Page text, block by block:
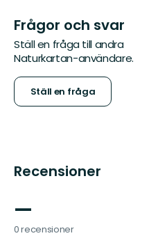
Frågor och svar
Ställ en fråga till andra
Naturkartan-användare.
Ställ en fråga
Recensioner
—
0 recensioner